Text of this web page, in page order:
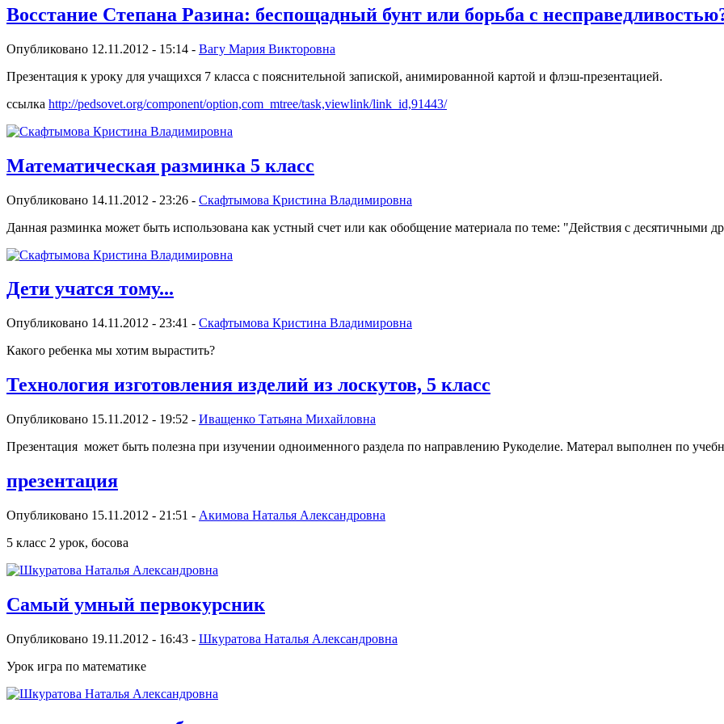
Восстание Степана Разина: беспощадный бунт или борьба с
Опубликовано 12.11.2012 - 15:14 - Вагу Мария Викторовна
Презентация к уроку для учащихся 7 класса с пояснительной запиской, анимированной картой и флэш-презентацией.
ссылка http://pedsovet.org/component/option,com_mtree/task,viewlink/link_id,91443/
Математическая разминка 5 класс
Опубликовано 14.11.2012 - 23:26 - Скафтымова Кристина Владимировна
Данная разминка может быть использована как устный счет или как обобщение материала по теме: "Действия с десятичными
Дети учатся тому...
Опубликовано 14.11.2012 - 23:41 - Скафтымова Кристина Владимировна
Какого ребенка мы хотим вырастить?
Технология изготовления изделий из лоскутов, 5 класс
Опубликовано 15.11.2012 - 19:52 - Иващенко Татьяна Михайловна
Презентация может быть полезна при изучении одноименного раздела по направлению Рукоделие. Матерал выполнен по
презентация
Опубликовано 15.11.2012 - 21:51 - Акимова Наталья Александровна
5 класс 2 урок, босова
Самый умный первокурсник
Опубликовано 19.11.2012 - 16:43 - Шкуратова Наталья Александровна
Урок игра по математике